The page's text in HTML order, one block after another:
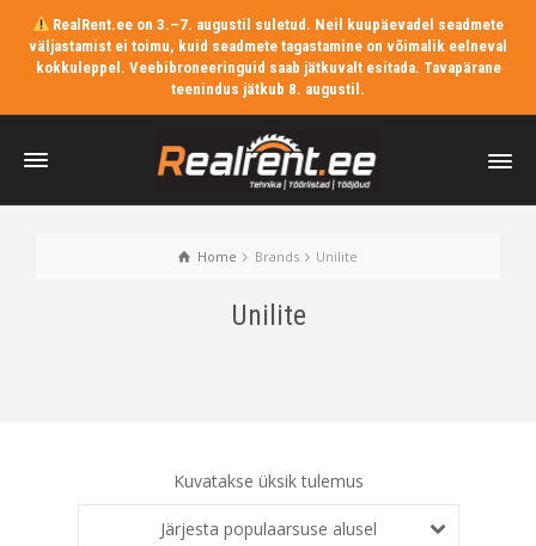
RealRent.ee on 3.–7. augustil suletud. Neil kuupäevadel seadmete
väljastamist ei toimu, kuid seadmete tagastamine on võimalik eelneval
kokkuleppel. Veebibroneeringuid saab jätkuvalt esitada. Tavapärane
teenindus jätkub 8. augustil.
Home Brands Unilite
Unilite
Kuvatakse üksik tulemus
Järjesta populaarsuse alusel